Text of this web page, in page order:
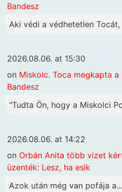
Bandesz
Aki védi a védhetetlen Tocát,
2026.08.06. at 15:30
on Miskolc. Toca megkapta
Bandesz
"Tudta Ön, hogy a Miskolci
2026.08.06. at 14:22
on Orbán Anita több vizet
üzenték: Lesz, ha esik
Azok után még van pofája a...